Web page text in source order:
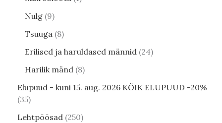
Nulg 9
Tsuuga 8
Erilised ja haruldased männid 24
Harilik mänd 8
Elupuud - kuni 15. aug. 2026 KÕIK ELUPUUD -20%
35
Lehtpõõsad 250